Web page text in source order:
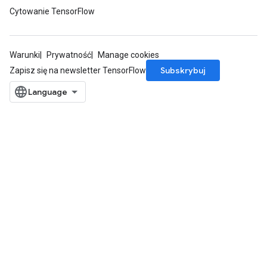
Cytowanie TensorFlow
Warunki Prywatność
Manage cookies
Zapisz się na newsletter TensorFlow
Subskrybuj